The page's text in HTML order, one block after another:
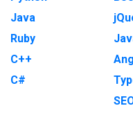
Java
Ruby
C++
C#